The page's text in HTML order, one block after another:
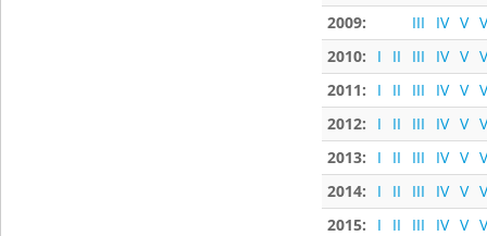
2009:
III IV V
2010:
I II III IV V
2011:
I II III IV V
2012:
I II III IV V
2013:
I II III IV V
2014:
I II III IV V
2015:
I II III IV V